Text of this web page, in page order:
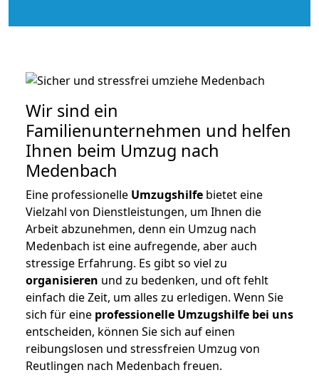
Wir sind ein
Familienunternehmen und helfen
Ihnen beim Umzug nach
Medenbach
Eine professionelle Umzugshilfe bietet eine
Vielzahl von Dienstleistungen, um Ihnen die
Arbeit abzunehmen, denn ein Umzug nach
Medenbach ist eine aufregende, aber auch
stressige Erfahrung. Es gibt so viel zu
organisieren und zu bedenken, und oft fehlt
einfach die Zeit, um alles zu erledigen. Wenn Sie
sich für eine professionelle Umzugshilfe bei uns
entscheiden, können Sie sich auf einen
reibungslosen und stressfreien Umzug von
Reutlingen nach Medenbach freuen.